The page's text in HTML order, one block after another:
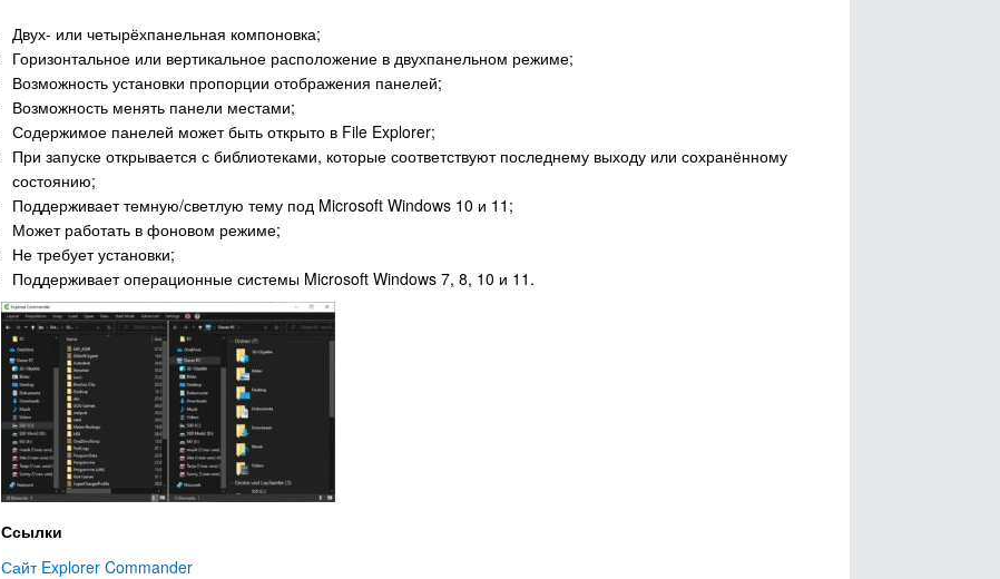
Двух- или четырёхпанельная компоновка;
Горизонтальное или вертикальное расположение в двухпанельном режиме;
Возможность установки пропорции отображения панелей;
Возможность менять панели местами;
Содержимое панелей может быть открыто в File Explorer;
При запуске открывается с библиотеками, которые соответствуют последнему выходу или сохранённому
состоянию;
Поддерживает темную/светлую тему под Microsoft Windows 10 и 11;
Может работать в фоновом режиме;
Не требует установки;
Поддерживает операционные системы Microsoft Windows 7, 8, 10 и 11.
Ссылки
Сайт Explorer Commander